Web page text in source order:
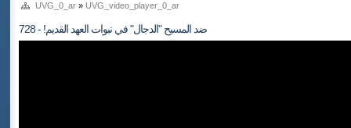
UVG_0_ar » UVG_video_player_0_ar
728 - !ضد المسيح "الدجال" في نبوات العهد القديم